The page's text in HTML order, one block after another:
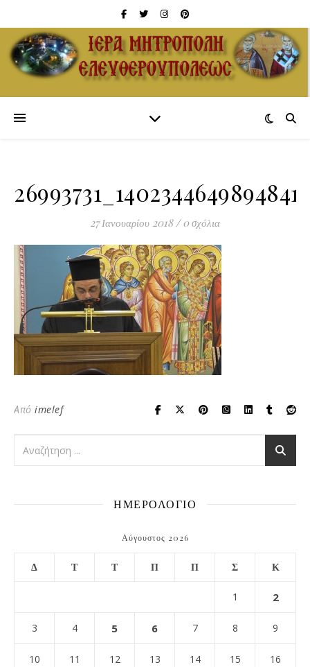
27 Ιανουαρίου 2018 / 0 σχόλια
Από imelef
ΗΜΕΡΟΛΟΓΙΟ
Αύγουστος 2026
Δ Τ Τ Π Π Σ Κ
1 2
3 4 5 6 7 8 9
10 11 12 13 14 15 16